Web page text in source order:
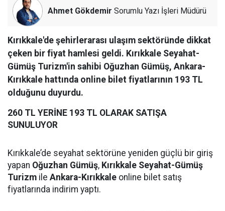
Ahmet Gökdemir Sorumlu Yazı İşleri Müdürü
Kırıkkale'de şehirlerarası ulaşım sektöründe dikkat
çeken bir fiyat hamlesi geldi. Kırıkkale Seyahat-
Gümüş Turizm'in sahibi Oğuzhan Gümüş, Ankara-
Kırıkkale hattında online bilet fiyatlarının 193 TL
olduğunu duyurdu.
260 TL YERİNE 193 TL OLARAK SATIŞA
SUNULUYOR
Kırıkkale’de seyahat sektörüne yeniden güçlü bir giriş
yapan Oğuzhan Gümüş, Kırıkkale Seyahat-Gümüş
Turizm ile Ankara-Kırıkkale online bilet satış
fiyatlarında indirim yaptı.